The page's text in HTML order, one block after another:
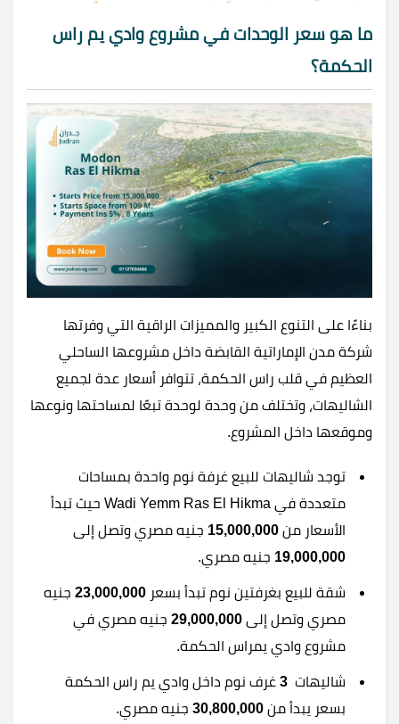
ما هو سعر الوحدات في مشروع وادي يم راس
الحكمة؟
بناءًا على التنوع الكبير والمميزات الراقية التي وفرتها
شركة مدن الإماراتية القابضة داخل مشروعها الساحلي
العظيم في قلب راس الحكمة، تتوافر أسعار عدة لجميع
الشاليهات، وتختلف من وحدة لوحدة تبعًا لمساحتها ونوعها
وموقعها داخل المشروع.
توجد شاليهات للبيع غرفة نوم واحدة بمساحات
متعددة في Wadi Yemm Ras El Hikma حيث تبدأ
الأسعار من 15,000,000 جنيه مصري وتصل إلى
19,000,000 جنيه مصري.
شقة للبيع بغرفتين نوم تبدأ بسعر 23,000,000 جنيه
مصري وتصل إلى 29,000,000 جنيه مصري في
مشروع وادي يمراس الحكمة.
شاليهات 3 غرف نوم داخل وادي يم راس الحكمة
بسعر يبدأ من 30,800,000 جنيه مصري.